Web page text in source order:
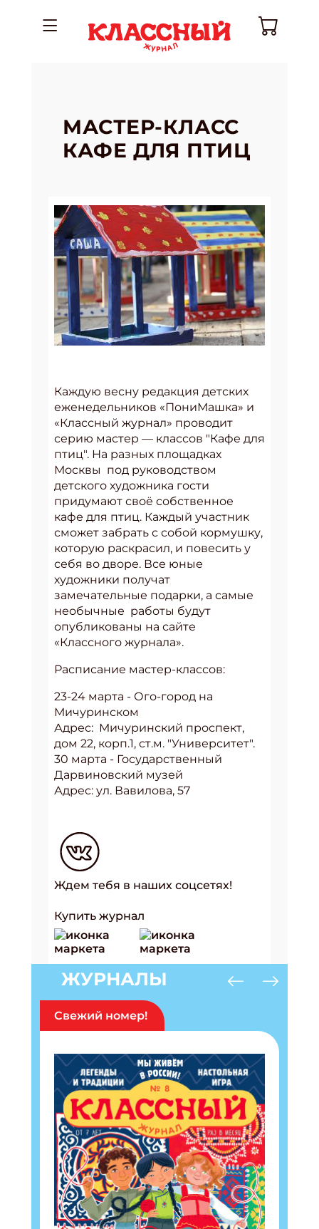
МАСТЕР-КЛАСС
КАФЕ ДЛЯ ПТИЦ
Каждую весну редакция детских
еженедельников «ПониМашка» и
«Классный журнал» проводит
серию мастер — классов "Кафе для
птиц". На разных площадках
Москвы под руководством
детского художника гости
придумают своё собственное
кафе для птиц. Каждый участник
сможет забрать с собой кормушку,
которую раскрасил, и повесить у
себя во дворе. Все юные
художники получат
замечательные подарки, а самые
необычные работы будут
опубликованы на сайте
«Классного журнала».
Расписание мастер-классов:
23-24 марта - Ого-город на
Мичуринском
Адрес: Мичуринский проспект,
дом 22, корп.1, ст.м. "Университет".
30 марта - Государственный
Дарвиновский музей
Адрес: ул. Вавилова, 57
Ждем тебя в наших соцсетях!
Купить журнал
ЖУРНАЛЫ
Свежий номер!